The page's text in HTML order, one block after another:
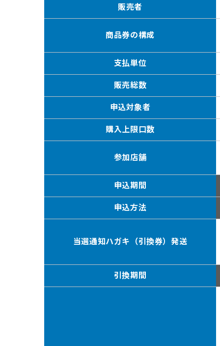
販売者
商品券の構成
支払単位
販売総数
申込対象者
購入上限口数
参加店舗
申込期間
申込方法
当選通知ハガキ（引換券）発送
引換期間